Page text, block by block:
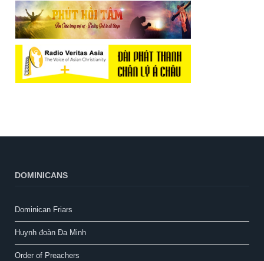
DOMINICANS
Dominican Friars
Huynh đoàn Đa Minh
Order of Preachers